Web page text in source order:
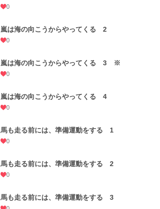
0
嵐は海の向こうからやってくる 2
0
嵐は海の向こうからやってくる 3 ※
0
嵐は海の向こうからやってくる 4
0
馬も走る前には、準備運動をする 1
0
馬も走る前には、準備運動をする 2
0
馬も走る前には、準備運動をする 3